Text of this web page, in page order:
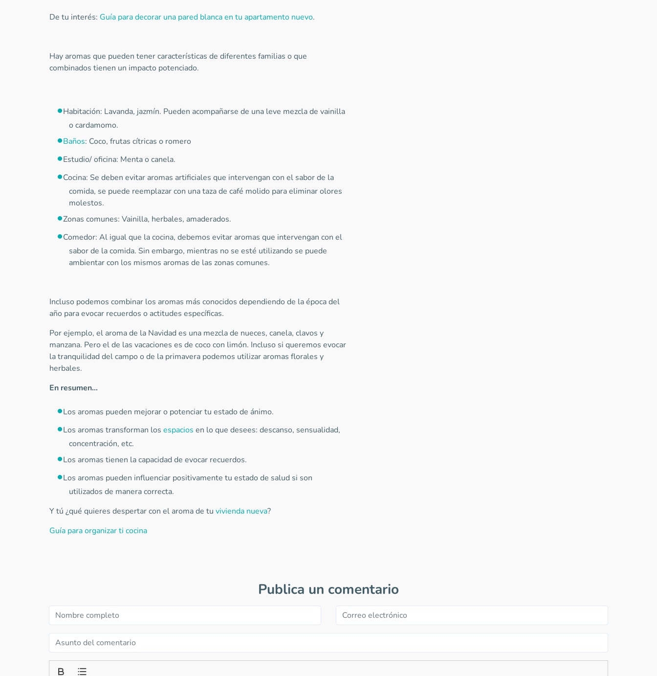
De tu interés: Guía para decorar una pared blanca en tu apartamento nuevo.
Hay aromas que pueden tener características de diferentes familias o que
combinados tienen un impacto potenciado.
Habitación: Lavanda, jazmín. Pueden acompañarse de una leve mezcla de vainilla
o cardamomo.
Baños: Coco, frutas cítricas o romero
Estudio/ oficina: Menta o canela.
Cocina: Se deben evitar aromas artificiales que intervengan con el sabor de la
comida, se puede reemplazar con una taza de café molido para eliminar olores
molestos.
Zonas comunes: Vainilla, herbales, amaderados.
Comedor: Al igual que la cocina, debemos evitar aromas que intervengan con el
sabor de la comida. Sin embargo, mientras no se esté utilizando se puede
ambientar con los mismos aromas de las zonas comunes.
Incluso podemos combinar los aromas más conocidos dependiendo de la época del
año para evocar recuerdos o actitudes específicas.
Por ejemplo, el aroma de la Navidad es una mezcla de nueces, canela, clavos y
manzana. Pero el de las vacaciones es de coco con limón. Incluso si queremos evocar
la tranquilidad del campo o de la primavera podemos utilizar aromas florales y
herbales.
En resumen…
Los aromas pueden mejorar o potenciar tu estado de ánimo.
Los aromas transforman los espacios en lo que desees: descanso, sensualidad,
concentración, etc.
Los aromas tienen la capacidad de evocar recuerdos.
Los aromas pueden influenciar positivamente tu estado de salud si son
utilizados de manera correcta.
Y tú ¿qué quieres despertar con el aroma de tu vivienda nueva?
Guía para organizar ti cocina
Publica un comentario